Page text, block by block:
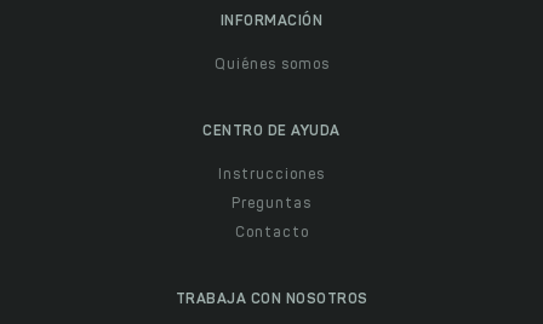
INFORMACIÓN
Quiénes somos
CENTRO DE AYUDA
Instrucciones
Preguntas
Contacto
TRABAJA CON NOSOTROS